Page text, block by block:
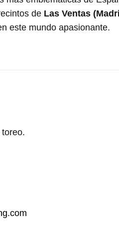
de Las Ventas
este mundo apasionante.